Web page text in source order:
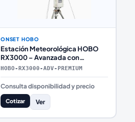
ONSET HOBO
Estación Meteorológica HOBO
RX3000 – Avanzada con
Telemetría Premium
Crítica)
HOBO-RX3000-ADV-PREMIUM
Consulta disponibilidad y precio
Cotizar Ver